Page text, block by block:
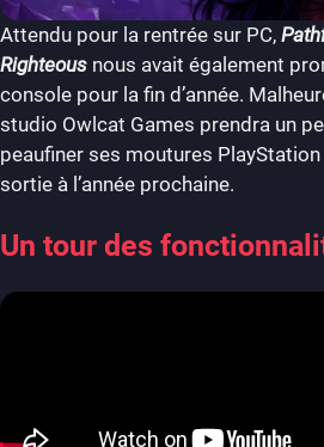
Attendu pour la rentrée sur PC,
Righteous nous avait également
console pour la fin d’année.
studio Owlcat Games prendra un
peaufiner ses moutures
sortie à l’année prochaine.
Un tour des